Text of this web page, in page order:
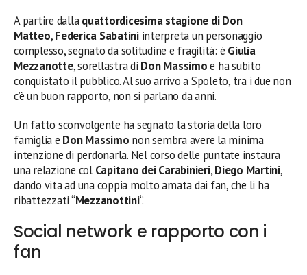
A partire dallaquattordicesima stagione di Don
Matteo,Federica Sabatini interpreta un personaggio
complesso, segnato da solitudine e fragilità: è Giulia
Mezzanotte, sorellastra di Don Massimoe ha subito
conquistato il pubblico. Al suo arrivo a Spoleto, tra i due non
c’è un buon rapporto, non si parlano da anni.
Un fatto sconvolgente ha segnato la storia della loro
famiglia e Don Massimo non sembra avere la minima
intenzione di perdonarla. Nel corso delle puntate instaura
una relazione col Capitano dei Carabinieri, Diego Martini,
dando vita ad una coppia molto amata dai fan, che li ha
ribattezzati “Mezzanottini“.
Social network e rapporto con i
fan